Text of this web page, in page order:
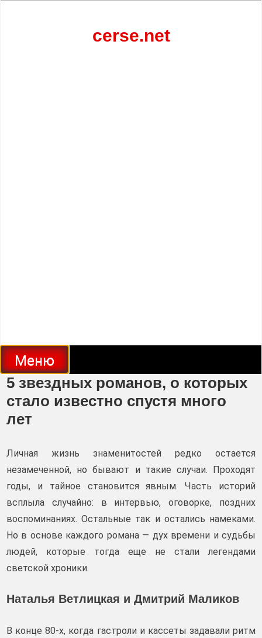
cerse.net
Меню
5 звездных романов, о которых
стало известно спустя много
лет
Личная жизнь знаменитостей редко остается
незамеченной, но бывают и такие случаи. Проходят
годы, и тайное становится явным. Часть историй
всплыла случайно: в интервью, оговорке, поздних
воспоминаниях. Остальные так и остались намеками.
Но в основе каждого романа — дух времени и судьбы
людей, которые тогда еще не стали легендами
светской хроники.
Наталья Ветлицкая и Дмитрий Маликов
В конце 80‑х, когда гастроли и кассеты задавали ритм